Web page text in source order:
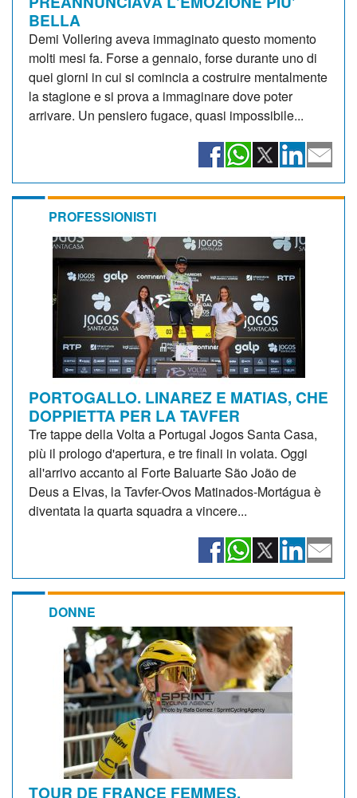
BELLA
Demi Vollering aveva immaginato questo momento
molti mesi fa. Forse a gennaio, forse durante uno di
quei giorni in cui si comincia a costruire mentalmente
la stagione e si prova a immaginare dove poter
arrivare. Un pensiero fugace, quasi impossibile...
PROFESSIONISTI
PORTOGALLO. LINAREZ E MATIAS, CHE
DOPPIETTA PER LA TAVFER
Tre tappe della Volta a Portugal Jogos Santa Casa,
più il prologo d'apertura, e tre finali in volata. Oggi
all'arrivo accanto al Forte Baluarte São João de
Deus a Elvas, la Tavfer-Ovos Matinados-Mortágua è
diventata la quarta squadra a vincere...
DONNE
TOUR DE FRANCE FEMMES.